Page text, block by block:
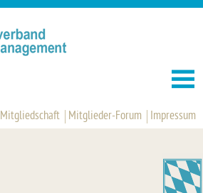
Mitgliedschaft Mitglieder-Forum Impressum